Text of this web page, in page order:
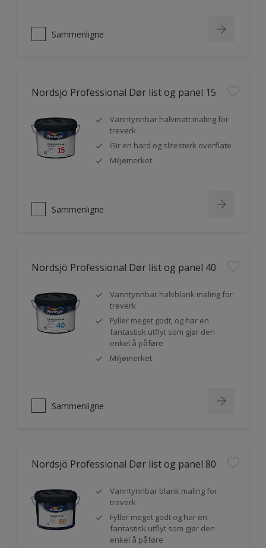
Sammenligne
Nordsjö Professional Dør list og panel 15
Vanntynnbar halvmatt maling for
treverk
Gir en hard og slitesterk overflate
Miljømerket
Sammenligne
Nordsjö Professional Dør list og panel 40
Vanntynnbar halvblank maling for
treverk
Fyller meget godt, og har en
fantastisk utflyt som gjør den
enkel å påføre
Miljømerket
Sammenligne
Nordsjö Professional Dør list og panel 80
Vanntynnbar blank maling for
treverk
Fyller meget godt og har en
fantastisk utflyt som gjør den
enkel å påføre